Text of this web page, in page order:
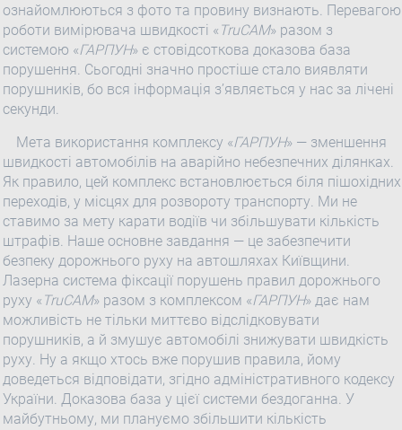
ознайомлюються з фото та провину визнають. Перевагою
роботи вимірювача швидкості « TruCAM» разом з
системою «ГАРПУН» є стовідсоткова доказова база
порушення. Сьогодні значно простіше стало виявляти
порушників, бо вся інформація з’являється у нас за лічені
секунди.
Мета використання комплексу «ГАРПУН» — зменшення
швидкості автомобілів на аварійно небезпечних ділянках.
Як правило, цей комплекс встановлюється біля пішохідних
переходів, у місцях для розвороту транспорту. Ми не
ставимо за мету карати водіїв чи збільшувати кількість
штрафів. Наше основне завдання — це забезпечити
безпеку дорожнього руху на автошляхах Київщини.
Лазерна система фіксації порушень правил дорожнього
руху « TruCAM» разом з комплексом «ГАРПУН» дає нам
можливість не тільки миттєво відслідковувати
порушників, а й змушує автомобілі знижувати швидкість
руху. Ну а якщо хтось вже порушив правила, йому
доведеться відповідати, згідно адміністративного кодексу
України. Доказова база у цієї системи бездоганна. У
майбутньому, ми плануємо збільшити кількість